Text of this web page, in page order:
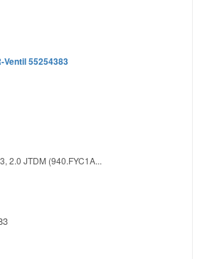
Ventil 55254383
2.0 JTDM (940.FYC1A...